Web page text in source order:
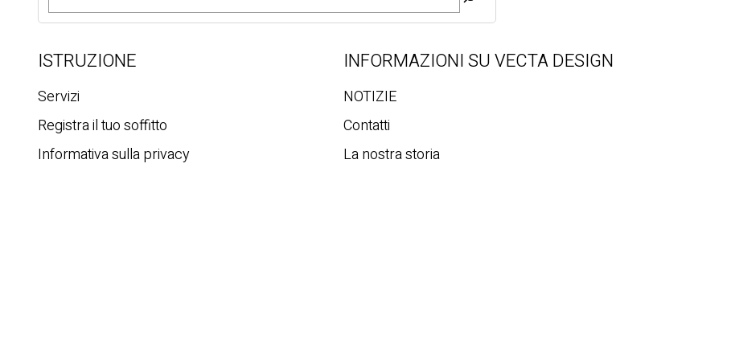
c
r
a
ISTRUZIONE
Servizi
Registra il tuo soffitto
Informativa sulla privacy
INFORMAZIONI SU VECTA DESIGN
NOTIZIE
Contatti
La nostra storia